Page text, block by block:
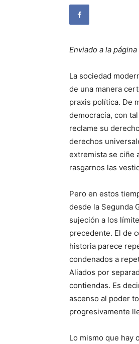
Enviado a la
La sociedad
de una manera
praxis polí­tica. De
democracia, con
reclame su
derechos
extremista se ciñe
rasgarnos las
Pero en estos
desde la Segunda
sujeción a los
precedente. El de
histo­ria parece
condenados a
Aliados por
contiendas. Es
ascenso al poder
progresivamente
Lo mismo que hay